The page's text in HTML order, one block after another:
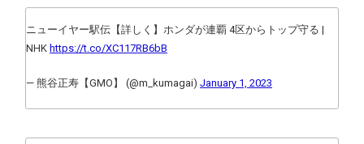
ニューイヤー駅伝【詳しく】ホンダが連覇 4区からトップ守る |
NHK https://t.co/XC117RB6bB
— 熊谷正寿【GMO】 (@m_kumagai) January 1, 2023